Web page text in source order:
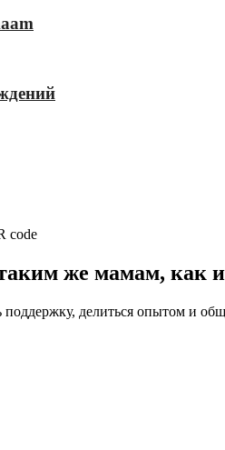
же мамам, как
делиться опытом и